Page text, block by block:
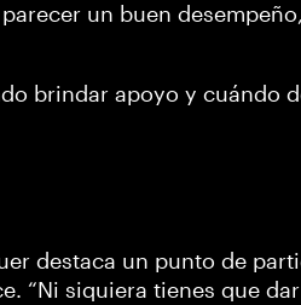
un buen
brindar apoyo y cuándo
destaca un punto de
“Ni siquiera tienes que